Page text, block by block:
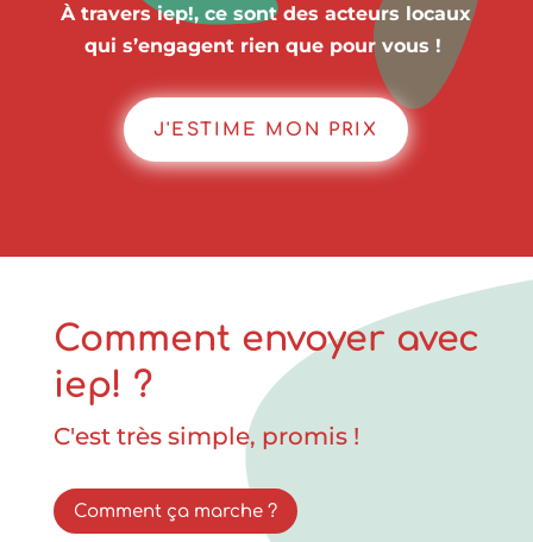
À travers iep!, ce sont des acteurs locaux
qui s’engagent rien que pour vous !
J'ESTIME MON PRIX
Comment envoyer avec
iep! ?
C'est très simple, promis !
Comment ça marche ?